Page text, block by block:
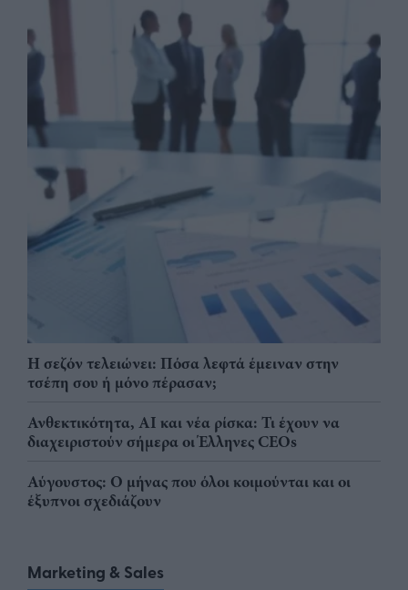
Η σεζόν τελειώνει: Πόσα λεφτά έμειναν στην
τσέπη σου ή μόνο πέρασαν;
Ανθεκτικότητα, AI και νέα ρίσκα: Τι έχουν να
διαχειριστούν σήμερα οι Έλληνες CEOs
Αύγουστος: Ο μήνας που όλοι κοιμούνται και οι
έξυπνοι σχεδιάζουν
Marketing & Sales